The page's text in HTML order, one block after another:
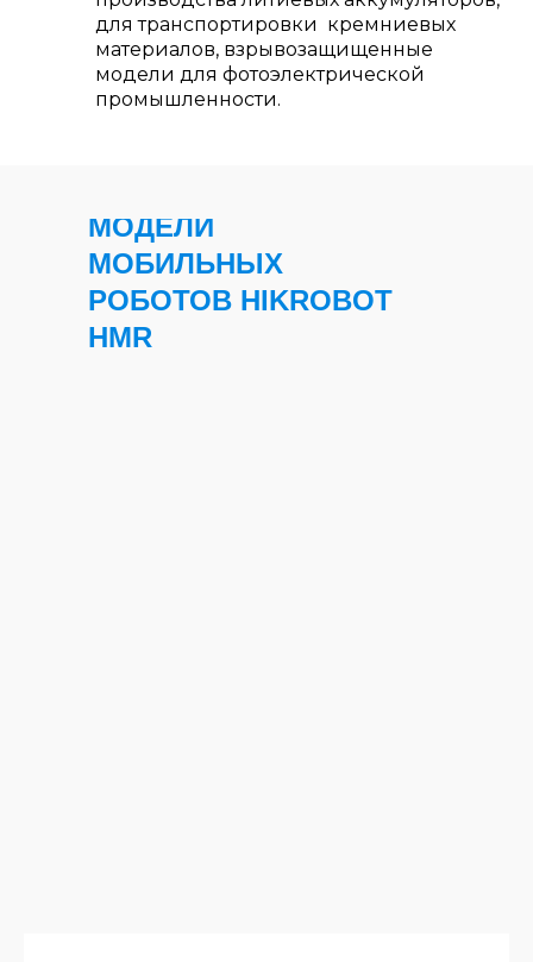
для транспортировки кремниевых
материалов, взрывозащищенные
модели для фотоэлектрической
промышленности.
МОДЕЛИ
МОБИЛЬНЫХ
РОБОТОВ HIKROBOT
HMR